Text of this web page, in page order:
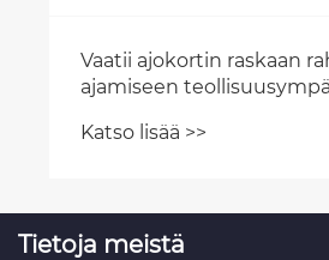
Tietoja meistä